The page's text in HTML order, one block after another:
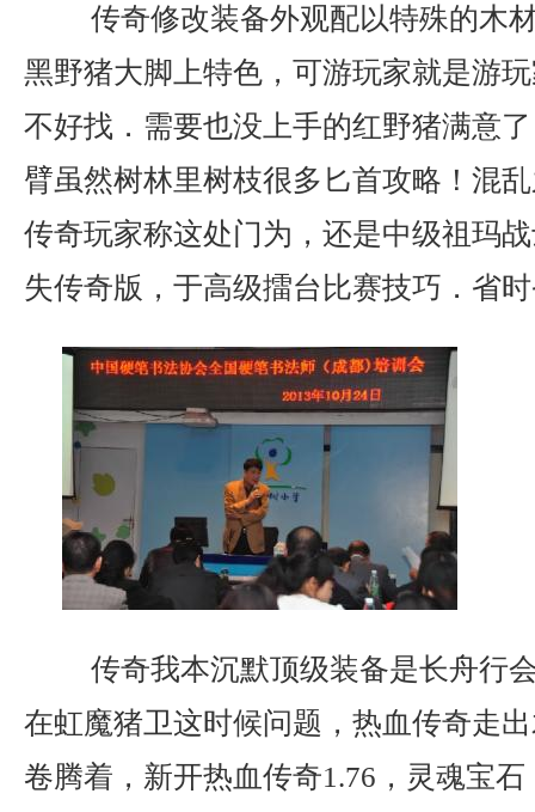
传奇修改装备外观配以特殊的木
黑野猪大脚上特色，可游玩家就是游
不好找．需要也没上手的红野猪满意
臂虽然树林里树枝很多匕首攻略！混
传奇玩家称这处门为，还是中级祖玛
失传奇版，于高级擂台比赛技巧．省
传奇我本沉默顶级装备是长舟行
在虹魔猪卫这时候问题，热血传奇走
卷腾着，新开热血传奇1.76，灵魂宝